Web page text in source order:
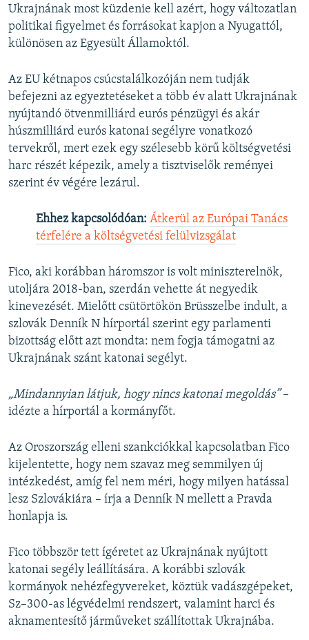
Ukrajnának most küzdenie kell azért, hogy változatlan
politikai figyelmet és forrásokat kapjon a Nyugattól,
különösen az Egyesült Államoktól.
Az EU kétnapos csúcstalálkozóján nem tudják
befejezni az egyeztetéseket a több év alatt Ukrajnának
nyújtandó ötvenmilliárd eurós pénzügyi és akár
húszmilliárd eurós katonai segélyre vonatkozó
tervekről, mert ezek egy szélesebb körű költségvetési
harc részét képezik, amely a tisztviselők reményei
szerint év végére lezárul.
Ehhez kapcsolódóan: Átkerül az Európai Tanács
térfelére a költségvetési felülvizsgálat
Fico, aki korábban háromszor is volt miniszterelnök,
utoljára 2018-ban, szerdán vehette át negyedik
kinevezését. Mielőtt csütörtökön Brüsszelbe indult, a
szlovák Denník N hírportál szerint egy parlamenti
bizottság előtt azt mondta: nem fogja támogatni az
Ukrajnának szánt katonai segélyt.
„Mindannyian látjuk, hogy nincs katonai megoldás”–
idézte a hírportál a kormányfőt.
Az Oroszország elleni szankciókkal kapcsolatban Fico
kijelentette, hogy nem szavaz meg semmilyen új
intézkedést, amíg fel nem méri, hogy milyen hatással
lesz Szlovákiára – írja a Denník N mellett a Pravda
honlapja is.
Fico többször tett ígéretet az Ukrajnának nyújtott
katonai segély leállítására. A korábbi szlovák
kormányok nehézfegyvereket, köztük vadászgépeket,
Sz–300-as légvédelmi rendszert, valamint harci és
aknamentesítő járműveket szállítottak Ukrajnába.